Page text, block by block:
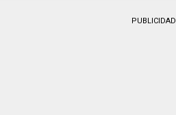
PUBLICIDAD